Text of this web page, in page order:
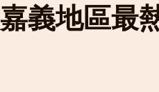
嘉義地區最